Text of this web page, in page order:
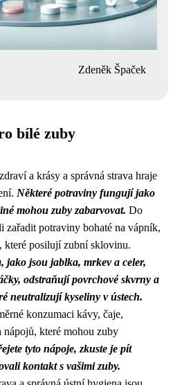
Zdeněk Špaček
bílé zuby
a krásy a správná strava hraje
Některé potraviny fungují jako
mohou zuby zabarvovat. Do
zařadit potraviny bohaté na vápník,
které posilují zubní sklovinu.
jako jsou jablka, mrkev a celer,
odstraňují povrchové skvrny a
neutralizují kyseliny v ústech.
konzumaci kávy, čaje,
nápojů, které mohou zuby
tyto nápoje, zkuste je pít
kontakt s vašimi zuby.